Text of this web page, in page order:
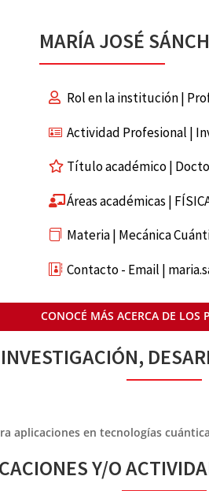
MARÍA JOSÉ
Rol en la institución |
Actividad Profesional |
Título académico |
Áreas académicas |
Materia | Mecánica
Contacto - Email |
CONOCÉ MÁS ACERCA DE LOS
aplicaciones en tecnologías
Y/O